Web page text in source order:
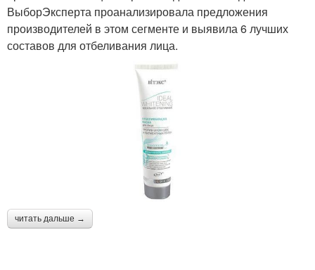
ВыборЭксперта проанализировала предложения
производителей в этом сегменте и выявила 6 лучших
составов для отбеливания лица.
читать дальше →